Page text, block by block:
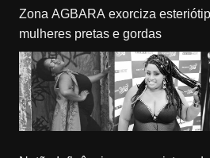
Zona AGBARA exorciza
mulheres pretas e gordas